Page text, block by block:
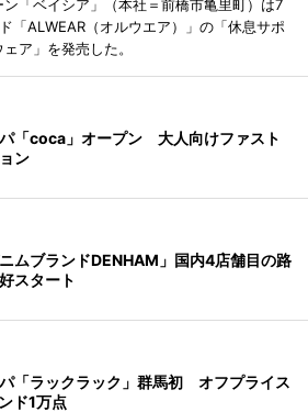
「ベイシア」（本社＝前橋市亀里町）は7
「ALWEAR（オルウエア）」の「休息サポ
ア」を発売した。
「coca」オープン 大人向けファスト
ン
ムブランドDENHAM」国内4店舗目の路
スタート
「ラックラック」群馬初 オフプライス
ド1万点